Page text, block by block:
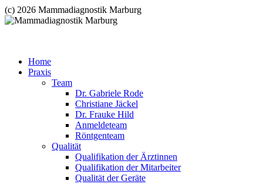
(c) 2026 Mammadiagnostik Marburg
Home
Praxis
Team
Dr. Gabriele Rode
Christiane Jäckel
Dr. Frauke Hild
Anmeldeteam
Röntgenteam
Qualität
Qualifikation der Ärztinnen
Qualifikation der Mitarbeiter
Qualität der Geräte